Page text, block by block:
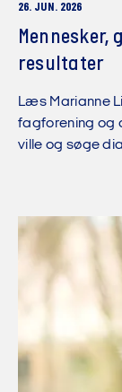
26. JUN. 2026
Mennesker,
resultater
Læs Marianne
fagforening og
ville og søge